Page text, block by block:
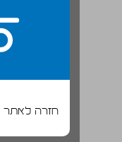
חזרה לאתר